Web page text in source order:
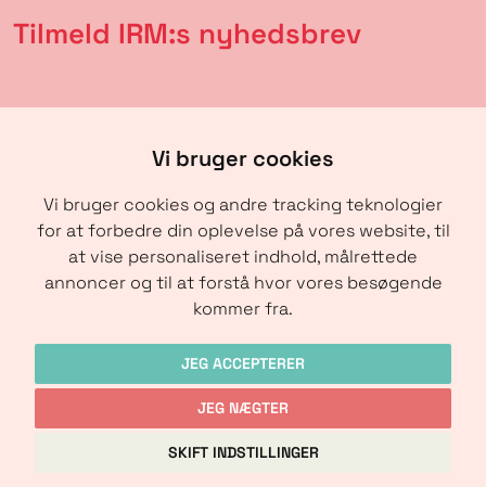
Vi bruger cookies
Vi bruger cookies og andre tracking teknologier
for at forbedre din oplevelse på vores website, til
at vise personaliseret indhold, målrettede
annoncer og til at forstå hvor vores besøgende
kommer fra.
JEG ACCEPTERER
JEG NÆGTER
SKIFT INDSTILLINGER
Tilmeld IRM:s nyhedsbrev
SENDE
Copyright © IRM-Media 2024